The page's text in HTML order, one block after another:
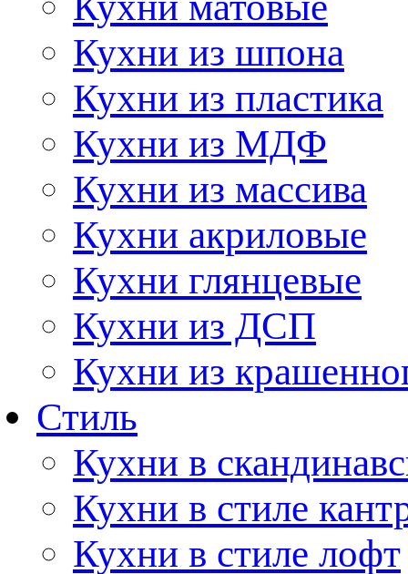
Кухни из шпона
Кухни из пластика
Кухни из МДФ
Кухни из массива
Кухни акриловые
Кухни глянцевые
Кухни из ДСП
Кухни из
Стиль
Кухни в
Кухни в стиле
Кухни в стиле лофт